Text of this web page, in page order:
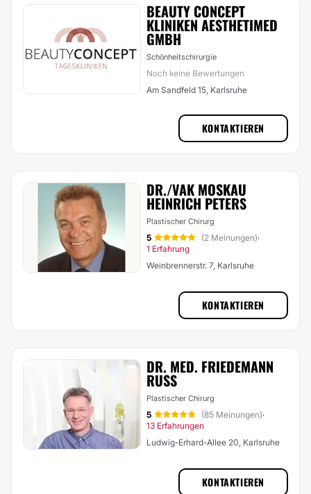
BEAUTY CONCEPT
KLINIKEN AESTHETIMED
GMBH
Schönheitschirurgie
Noch keine Bewertungen
Am Sandfeld 15, Karlsruhe
KONTAKTIEREN
DR./VAK MOSKAU
HEINRICH PETERS
Plastischer Chirurg
5 (2 Meinungen)·
1 Erfahrung
Weinbrennerstr. 7, Karlsruhe
KONTAKTIEREN
DR. MED. FRIEDEMANN
RUSS
Plastischer Chirurg
5 (85 Meinungen)·
13 Erfahrungen
Ludwig-Erhard-Allee 20, Karlsruhe
KONTAKTIEREN